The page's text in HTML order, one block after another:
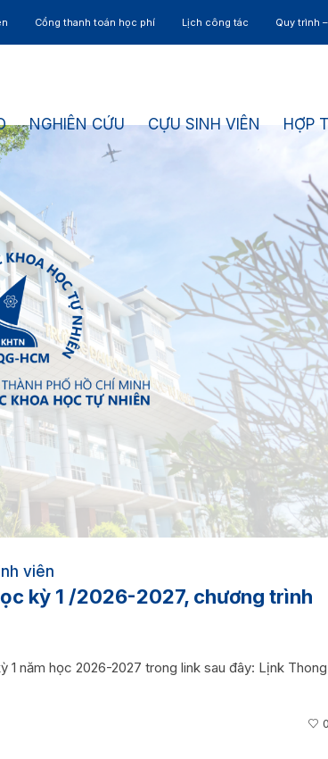
Cổng thanh toán học phí Lịch công tác Quy trình
NGHIÊN CỨU CỰU SINH VIÊN HỢP
viên
kỳ 1 /2026-2027, chương trình
năm học 2026-2027 trong link sau đây: Lịnk Thong